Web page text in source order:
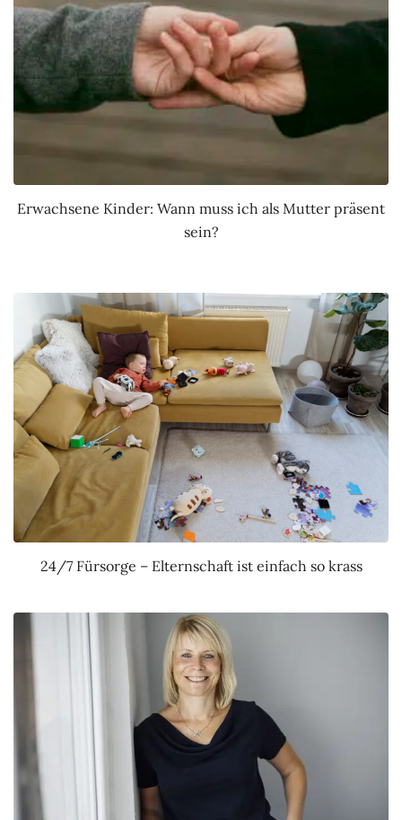
Erwachsene Kinder: Wann muss ich als Mutter präsent
sein?
24/7 Fürsorge – Elternschaft ist einfach so krass